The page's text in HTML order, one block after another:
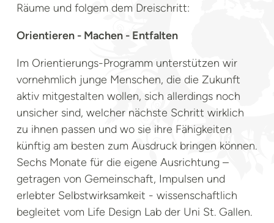
Räume und folgem dem Dreischritt:
Orientieren - Machen - Entfalten
Im Orientierungs-Programm unterstützen wir
vornehmlich junge Menschen, die die Zukunft
aktiv mitgestalten wollen, sich allerdings noch
unsicher sind, welcher nächste Schritt wirklich
zu ihnen passen und wo sie ihre Fähigkeiten
künftig am besten zum Ausdruck bringen können.
Sechs Monate für die eigene Ausrichtung –
getragen von Gemeinschaft, Impulsen und
erlebter Selbstwirksamkeit - wissenschaftlich
begleitet vom Life Design Lab der Uni St. Gallen.